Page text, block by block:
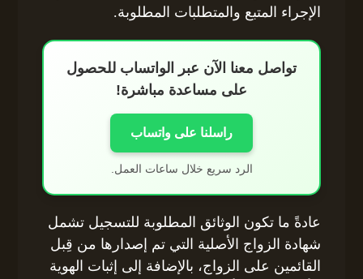
الإجراء المتبع والمتطلبات المطلوبة.
تواصل معنا الآن عبر الواتساب للحصول
على مساعدة مباشرة!
راسلنا على واتساب
الرد سريع خلال ساعات العمل.
عادةً ما تكون الوثائق المطلوبة للتسجيل تشمل
شهادة الزواج الأصلية التي تم إصدارها من قِبل
القائمين على الزواج، بالإضافة إلى إثبات الهوية